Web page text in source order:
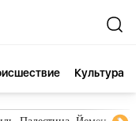
Культура